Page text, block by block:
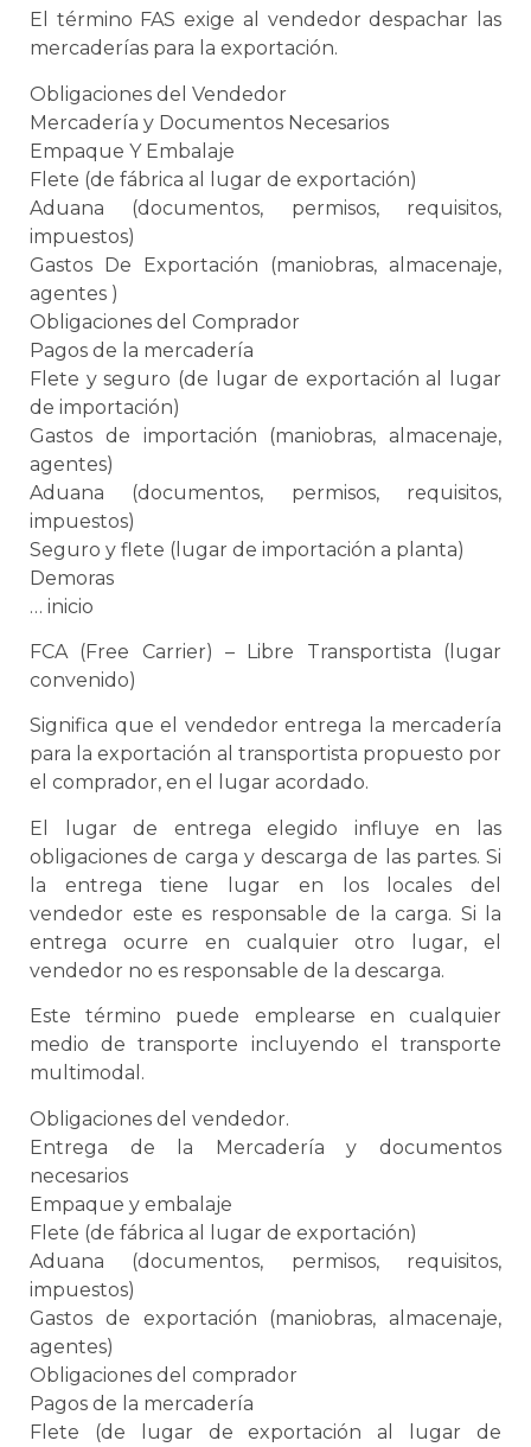
El término FAS exige al vendedor despachar las
mercaderías para la exportación.
Obligaciones del Vendedor
Mercadería y Documentos Necesarios
Empaque Y Embalaje
Flete (de fábrica al lugar de exportación)
Aduana (documentos, permisos, requisitos,
impuestos)
Gastos De Exportación (maniobras, almacenaje,
agentes )
Obligaciones del Comprador
Pagos de la mercadería
Flete y seguro (de lugar de exportación al lugar
de importación)
Gastos de importación (maniobras, almacenaje,
agentes)
Aduana (documentos, permisos, requisitos,
impuestos)
Seguro y flete (lugar de importación a planta)
Demoras
… inicio
FCA (Free Carrier) – Libre Transportista (lugar
convenido)
Significa que el vendedor entrega la mercadería
para la exportación al transportista propuesto por
el comprador, en el lugar acordado.
El lugar de entrega elegido influye en las
obligaciones de carga y descarga de las partes. Si
la entrega tiene lugar en los locales del
vendedor este es responsable de la carga. Si la
entrega ocurre en cualquier otro lugar, el
vendedor no es responsable de la descarga.
Este término puede emplearse en cualquier
medio de transporte incluyendo el transporte
multimodal .
Obligaciones del vendedor.
Entrega de la Mercadería y documentos
necesarios
Empaque y embalaje
Flete (de fábrica al lugar de exportación)
Aduana (documentos, permisos, requisitos,
impuestos)
Gastos de exportación (maniobras, almacenaje,
agentes)
Obligaciones del comprador
Pagos de la mercadería
Flete (de lugar de exportación al lugar de